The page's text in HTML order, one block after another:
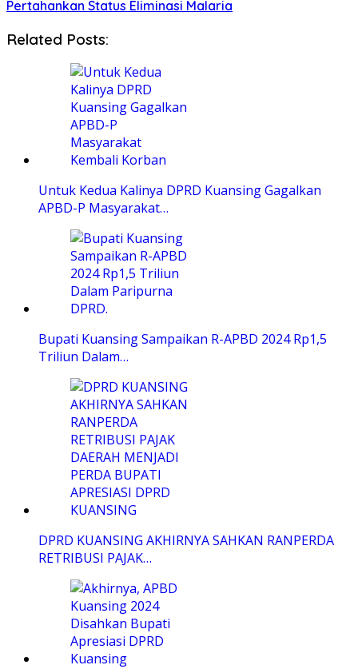
Pertahankan Status Eliminasi Malaria
Related Posts:
Untuk Kedua Kalinya DPRD Kuansing Gagalkan
APBD-P Masyarakat…
Bupati Kuansing Sampaikan R-APBD 2024 Rp1,5
Triliun Dalam…
DPRD KUANSING AKHIRNYA SAHKAN RANPERDA
RETRIBUSI PAJAK…